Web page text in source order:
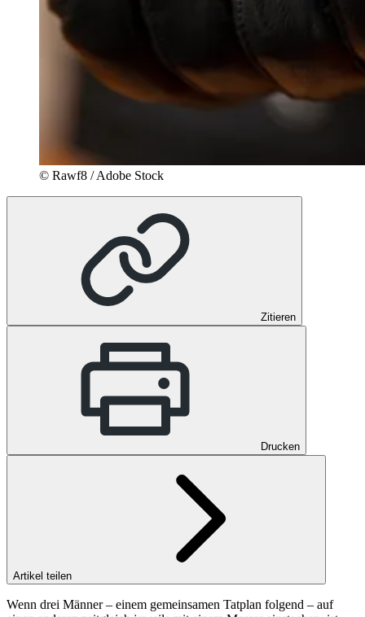
© Rawf8 / Adobe Stock
Zitieren
Drucken
Artikel teilen
Wenn drei Männer – einem gemeinsamen Tatplan folgend – auf